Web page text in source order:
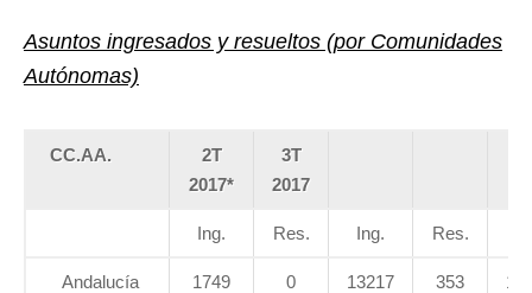
Asuntos ingresados y resueltos (por Comunidades
Autónomas)
CC.AA.
2T
2017*
3T
2017
Ing. Res. Ing. Res.
Andalucía 1749 0 13217 353